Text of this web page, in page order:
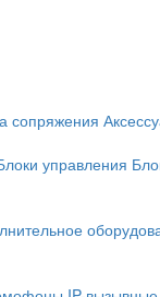
сопряжения
управления